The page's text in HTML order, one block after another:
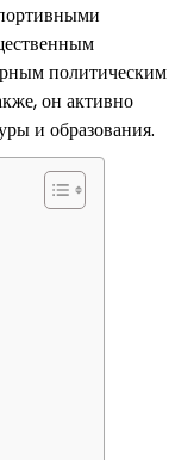
политическим
он активно
и образования.